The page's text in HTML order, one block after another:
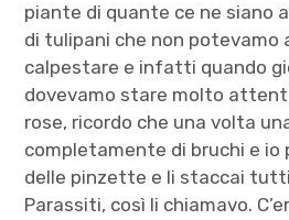
piante di quante ce ne siano
di tulipani che non potevamo
calpestare e infatti quando
dovevamo stare molto
rose, ricordo che una volta
completamente di bruchi e io
delle pinzette e li staccai
Parassiti, così li chiamavo.